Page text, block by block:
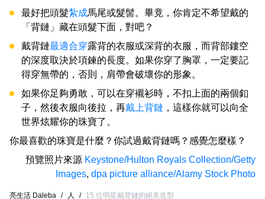
最好把頭髮紮成馬尾或髮髻。畢竟，你肯定不希望戴的
「背鏈」藏在頭髮下面，對吧？
戴背鏈最適合穿露背的衣服或深背的衣服，而背部鏤空
的深度取決於項鍊的長度。如果你穿了胸罩，一定要記
得穿無帶的，否則，肩帶會破壞你的形象。
如果你足夠勇敢，可以在穿襯衫時，不扣上面的兩個釦
子，然後衣服向後拉，再戴上背鏈 ，這樣你就可以向全
世界炫耀你的珠寶了。
你最喜歡的珠寶是什麼？你試過戴背鏈嗎？感覺怎麼樣？
預覽照片來源 Keystone/Hulton Royals Collection/Getty
Images, dpa picture alliance/Alamy Stock Photo
亮生活 Daleba / 人 / 15 位明星戴背鏈的絕美造型